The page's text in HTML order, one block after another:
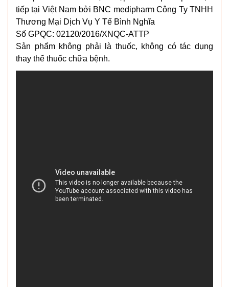
tiếp tại Việt Nam bởi BNC medipharm Công Ty TNHH
Thương Mại Dịch Vụ Y Tế Bình Nghĩa
Số GPQC: 02120/2016/XNQC-ATTP
Sản phẩm không phải là thuốc, không có tác dụng
thay thế thuốc chữa bệnh.